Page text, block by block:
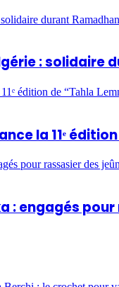
durant
: solidaire
édition de “Tahla
la 11ᵉ
pour rassasier des
: engagés